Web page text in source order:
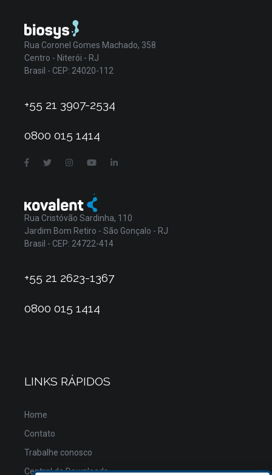
Rua Coronel Gomes Machado, 358
Centro - Niterói - RJ
Brasil - CEP: 24020-112
+55 21 3907-2534
0800 015 1414
Rua Cristóvão Sardinha, 110
Jardim Bom Retiro - São Gonçalo - RJ
Brasil - CEP: 24722-414
+55 21 2623-1367
0800 015 1414
LINKS RÁPIDOS
Home
Contato
Trabalhe conosco
Central de Downloads